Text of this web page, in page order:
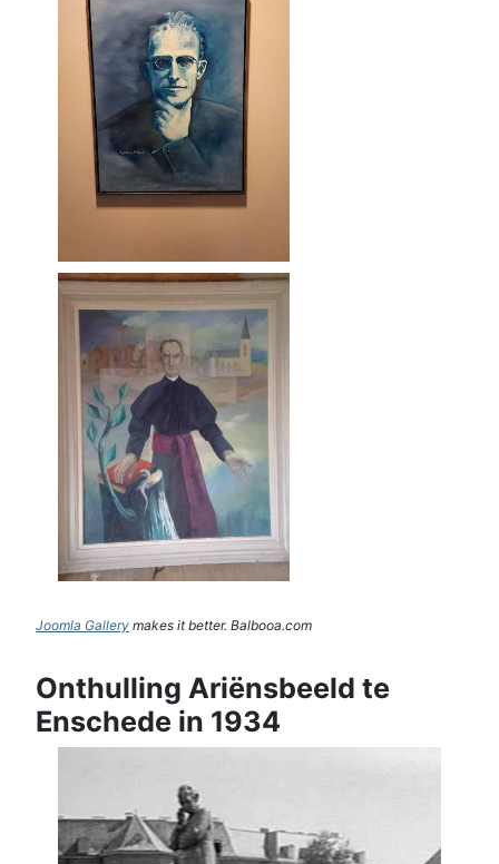
Joomla Gallery makes it better. Balbooa.com
Onthulling Ariënsbeeld te
Enschede in 1934